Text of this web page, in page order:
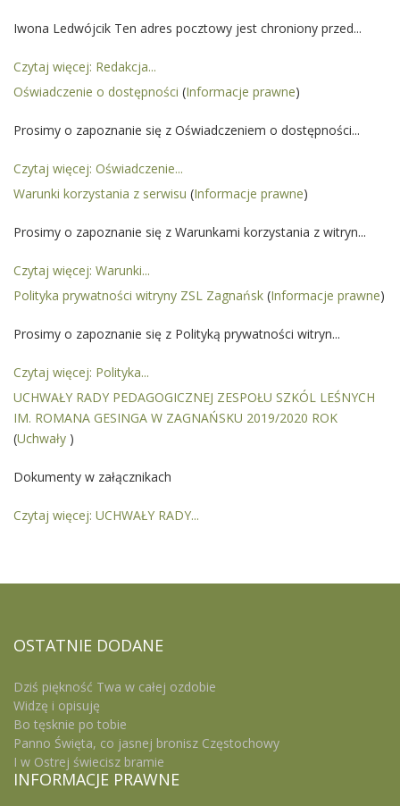
Iwona Ledwójcik Ten adres pocztowy jest chroniony przed...
Czytaj więcej: Redakcja...
Oświadczenie o dostępności (Informacje prawne)
Prosimy o zapoznanie się z Oświadczeniem o dostępności...
Czytaj więcej: Oświadczenie...
Warunki korzystania z serwisu (Informacje prawne)
Prosimy o zapoznanie się z Warunkami korzystania z witryn...
Czytaj więcej: Warunki...
Polityka prywatności witryny ZSL Zagnańsk (Informacje prawne)
Prosimy o zapoznanie się z Polityką prywatności witryn...
Czytaj więcej: Polityka...
UCHWAŁY RADY PEDAGOGICZNEJ ZESPOŁU SZKÓL LEŚNYCH
IM. ROMANA GESINGA W ZAGNAŃSKU 2019/2020 ROK
(Uchwały )
Dokumenty w załącznikach
Czytaj więcej: UCHWAŁY RADY...
OSTATNIE DODANE
Dziś piękność Twa w całej ozdobie
Widzę i opisuję
Bo tęsknie po tobie
Panno Święta, co jasnej bronisz Częstochowy
I w Ostrej świecisz bramie
INFORMACJE PRAWNE